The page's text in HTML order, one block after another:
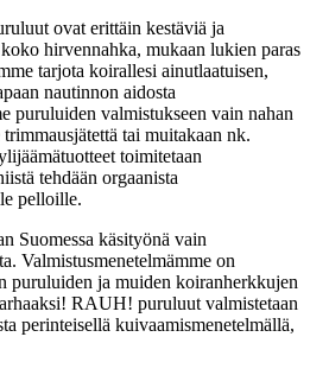
ovat erittäin kestäviä ja
hirvennahka, mukaan lukien paras
tarjota koirallesi ainutlaatuisen,
nautinnon aidosta
puruluiden valmistukseen vain nahan
tai muitakaan nk.
toimitetaan
tehdään orgaanista
pelloille.
Suomessa käsityönä vain
Valmistusmenetelmämme on
puruluiden ja muiden koiranherkkujen
RAUH! puruluut valmistetaan
perinteisellä kuivaamismenetelmällä,